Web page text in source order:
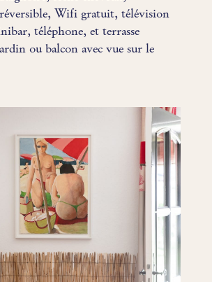
Wifi gratuit, télévision
téléphone, et terrasse
ou balcon avec vue sur le